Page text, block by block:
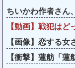
ちいかわ作者さん
【動画】戦犯は
【画像】恋する
【衝撃】蓮舫「